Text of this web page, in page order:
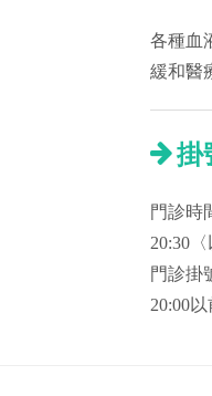
各種血
緩和醫
掛
門診時
20:30
門診掛
20:00